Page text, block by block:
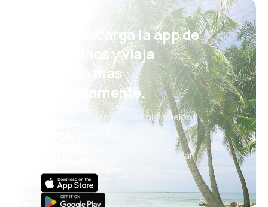
¡Eh! Descarga la app de
eDestinos y viaja
incluso más
cómodamente.
Nuevas ofertas cada día: vuelos,
vacaciones, escapadas
Cómoda gestión de reservas
¡Todo lo que importa, siempre al